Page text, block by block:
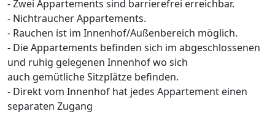
- Zwei Appartements sind barrierefrei erreichbar.
- Nichtraucher Appartements.
- Rauchen ist im Innenhof/Außenbereich möglich.
- Die Appartements befinden sich im abgeschlossenen
und ruhig gelegenen Innenhof wo sich
auch gemütliche Sitzplätze befinden.
- Direkt vom Innenhof hat jedes Appartement einen
separaten Zugang